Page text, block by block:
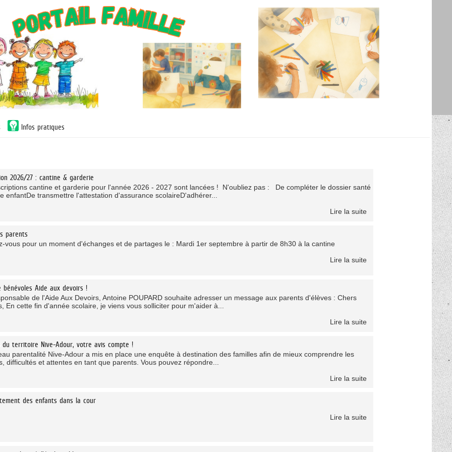
Infos pratiques
2026/27 : cantine & garderie
cantine et garderie pour l'année 2026 - 2027 sont lancées ! N'oubliez pas : De compléter le dossier santé
enfantDe transmettre l'attestation d'assurance scolaireD'adhérer...
Lire la suite
parents
vous pour un moment d'échanges et de partages le : Mardi 1er septembre à partir de 8h30 à la cantine
Lire la suite
bénévoles Aide aux devoirs !
de l'Aide Aux Devoirs, Antoine POUPARD souhaite adresser un message aux parents d'élèves : Chers
En cette fin d'année scolaire, je viens vous solliciter pour m'aider à...
Lire la suite
du territoire Nive-Adour, votre avis compte !
parentalité Nive-Adour a mis en place une enquête à destination des familles afin de mieux comprendre les
difficultés et attentes en tant que parents. Vous pouvez répondre...
Lire la suite
des enfants dans la cour
Lire la suite